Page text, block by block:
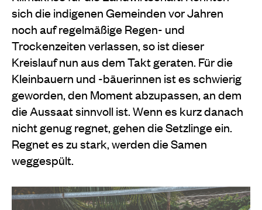
sich die indigenen Gemeinden vor Jahren
noch auf regelmäßige Regen- und
Trockenzeiten verlassen, so ist dieser
Kreislauf nun aus dem Takt geraten. Für die
Kleinbauern und -bäuerinnen ist es schwierig
geworden, den Moment abzupassen, an dem
die Aussaat sinnvoll ist. Wenn es kurz danach
nicht genug regnet, gehen die Setzlinge ein.
Regnet es zu stark, werden die Samen
weggespült.